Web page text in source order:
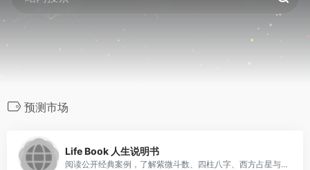
预测市场
Life Book 人生说明书
阅读公开经典案例，了解紫微斗数、四柱八字、西方占星与皇极经世如何组合成18章《命书》分析，提供人生指引。